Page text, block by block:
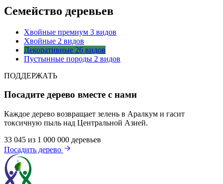
Семейство деревьев
Хвойные премиум 3 видов
Хвойные 2 видов
Декоративные 26 видов
Пустынные породы 2 видов
ПОДДЕРЖАТЬ
Посадите дерево вместе с нами
Каждое дерево возвращает зелень в Аралкум и гасит
токсичную пыль над Центральной Азией.
33 045 из 1 000 000 деревьев
Посадить дерево